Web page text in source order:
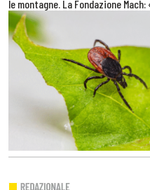
le montagne. La Fondazione